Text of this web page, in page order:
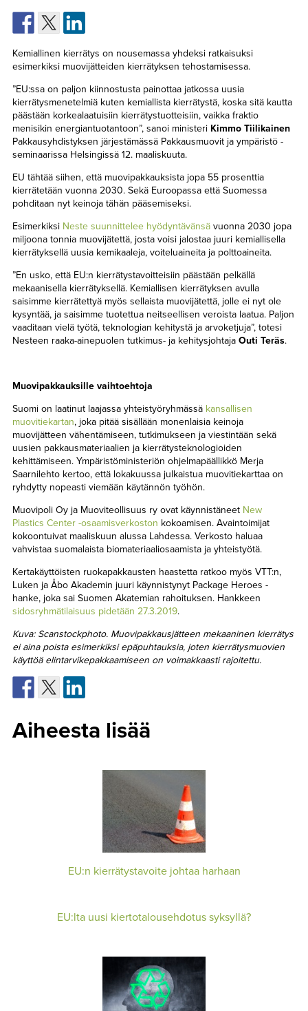
MEDIATIEDOT
TIETOA
LEHDESTÄ
TAPAHTUMAT
YHTEYSTIEDOT
Kemiallinen kierrätys on nousemassa yhdeksi ratkaisuksi
esimerkiksi muovijätteiden kierrätyksen tehostamisessa.
”EU:ssa on paljon kiinnostusta painottaa jatkossa uusia
kierrätysmenetelmiä kuten kemiallista kierrätystä, koska sitä kautta
päästään korkealaatuisiin kierrätystuotteisiin, vaikka fraktio
menisikin energiantuotantoon”, sanoi ministeri Kimmo Tiilikainen
Pakkausyhdistyksen järjestämässä Pakkausmuovit ja ympäristö -
seminaarissa Helsingissä 12. maaliskuuta.
EU tähtää siihen, että muovipakkauksista jopa 55 prosenttia
kierrätetään vuonna 2030. Sekä Euroopassa että Suomessa
pohditaan nyt keinoja tähän pääsemiseksi.
Esimerkiksi Neste suunnittelee hyödyntävänsävuonna 2030 jopa
miljoona tonnia muovijätettä, josta voisi jalostaa juuri kemiallisella
kierrätyksellä uusia kemikaaleja, voiteluaineita ja polttoaineita.
”En usko, että EU:n kierrätystavoitteisiin päästään pelkällä
mekaanisella kierrätyksellä. Kemiallisen kierrätyksen avulla
saisimme kierrätettyä myös sellaista muovijätettä, jolle ei nyt ole
kysyntää, ja saisimme tuotettua neitseellisen veroista laatua. Paljon
vaaditaan vielä työtä, teknologian kehitystä ja arvoketjuja”, totesi
Nesteen raaka-ainepuolen tutkimus- ja kehitysjohtaja Outi Teräs.
Muovipakkauksille vaihtoehtoja
Suomi on laatinut laajassa yhteistyöryhmässä kansallisen
muovitiekartan, joka pitää sisällään monenlaisia keinoja
muovijätteen vähentämiseen, tutkimukseen ja viestintään sekä
uusien pakkausmateriaalien ja kierrätysteknologioiden
kehittämiseen. Ympäristöministeriön ohjelmapäällikkö Merja
Saarnilehto kertoo, että lokakuussa julkaistua muovitiekarttaa on
ryhdytty nopeasti viemään käytännön työhön.
Muovipoli Oy ja Muoviteollisuus ry ovat käynnistäneet New
Plastics Center -osaamisverkoston kokoamisen. Avaintoimijat
kokoontuivat maaliskuun alussa Lahdessa. Verkosto haluaa
vahvistaa suomalaista biomateriaaliosaamista ja yhteistyötä.
Kertakäyttöisten ruokapakkausten haastetta ratkoo myös VTT:n,
Luken ja Åbo Akademin juuri käynnistynyt Package Heroes -
hanke, joka sai Suomen Akatemian rahoituksen. Hankkeen
sidosryhmätilaisuus pidetään 27.3.2019.
Kuva: Scanstockphoto. Muovipakkausjätteen mekaaninen kierrätys
ei aina poista esimerkiksi epäpuhtauksia, joten kierrätysmuovien
käyttöä elintarvikepakkaamiseen on voimakkaasti rajoitettu.
Aiheesta lisää
EU:n kierrätystavoite johtaa harhaan
EU:lta uusi kiertotalousehdotus syksyllä?